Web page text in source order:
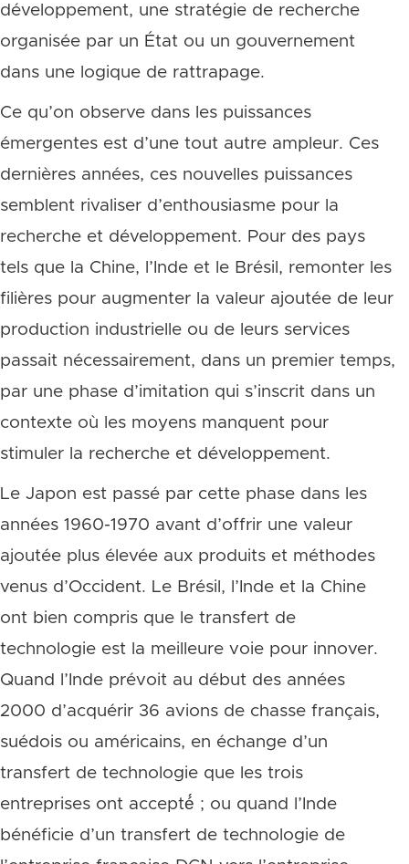
développement, une stratégie de recherche
organisée par un État ou un gouvernement
dans une logique de rattrapage.
Ce qu’on observe dans les puissances
émergentes est d’une tout autre ampleur. Ces
dernières années, ces nouvelles puissances
semblent rivaliser d’enthousiasme pour la
recherche et développement. Pour des pays
tels que la Chine, l’Inde et le Brésil, remonter les
filières pour augmenter la valeur ajoutée de leur
production industrielle ou de leurs services
passait nécessairement, dans un premier temps,
par une phase d’imitation qui s’inscrit dans un
contexte où les moyens manquent pour
stimuler la recherche et développement.
Le Japon est passé par cette phase dans les
années 1960-1970 avant d’offrir une valeur
ajoutée plus élevée aux produits et méthodes
venus d’Occident. Le Brésil, l’Inde et la Chine
ont bien compris que le transfert de
technologie est la meilleure voie pour innover.
Quand l’Inde prévoit au début des années
2000 d’acquérir 36 avions de chasse français,
suédois ou américains, en échange d’un
transfert de technologie que les trois
entreprises ont accepté́ ; ou quand l’Inde
bénéficie d’un transfert de technologie de